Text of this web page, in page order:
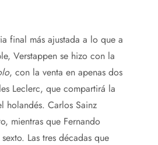
final más ajustada a lo que a
Verstappen se hizo con la
, con la venta en apenas dos
Leclerc, que compartirá la
holandés. Carlos Sainz
mientras que Fernando
Las tres décadas que